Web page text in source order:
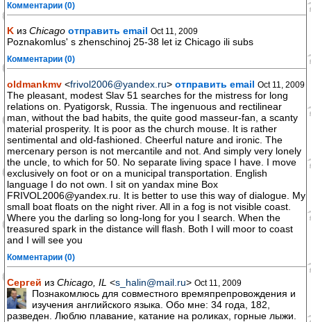
Комментарии (0)
K из Chicago отправить email Oct 11, 2009
Poznakomlus' s zhenschinoj 25-38 let iz Chicago ili subs
Комментарии (0)
oldmankmv <frivol2006@yandex.ru> отправить email Oct 11, 2009
The pleasant, modest Slav 51 searches for the mistress for long
relations on. Pyatigorsk, Russia. The ingenuous and rectilinear
man, without the bad habits, the quite good masseur-fan, a scanty
material prosperity. It is poor as the church mouse. It is rather
sentimental and old-fashioned. Cheerful nature and ironic. The
mercenary person is not mercantile and not. And simply very lonely
the uncle, to which for 50. No separate living space I have. I move
exclusively on foot or on a municipal transportation. English
language I do not own. I sit on yandax mine Box
FRIVOL2006@yandex.ru. It is better to use this way of dialogue. My
small boat floats on the night river. All in a fog is not visible coast.
Where you the darling so long-long for you I search. When the
treasured spark in the distance will flash. Both I will moor to coast
and I will see you
Комментарии (0)
Сергей из Chicago, IL <s_halin@mail.ru> Oct 11, 2009
Познакомлюсь для совместного времяпрепровождения и
изучения английского языка. Обо мне: 34 года, 182,
разведен. Люблю плавание, катание на роликах, горные лыжи.